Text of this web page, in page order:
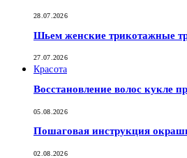
28.07.2026
Шьем женские трикотажные
27.07.2026
Красота
Восстановление волос кукле
05.08.2026
Пошаговая инструкция
02.08.2026